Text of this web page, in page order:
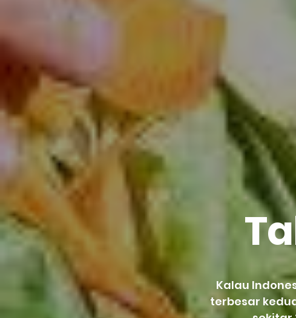
Kalau
terbesar